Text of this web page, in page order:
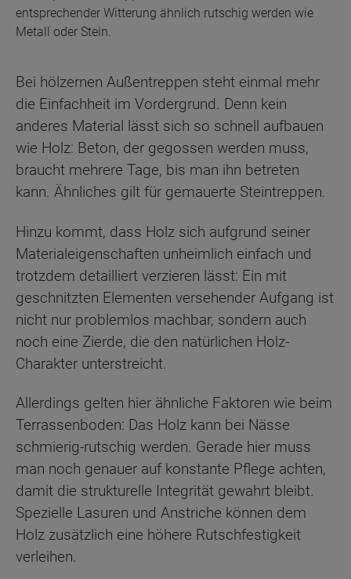
entsprechender Witterung ähnlich rutschig werden wie
Metall oder Stein.
Bei hölzernen Außentreppen steht einmal mehr
die Einfachheit im Vordergrund. Denn kein
anderes Material lässt sich so schnell aufbauen
wie Holz: Beton, der gegossen werden muss,
braucht mehrere Tage, bis man ihn betreten
kann. Ähnliches gilt für gemauerte Steintreppen.
Hinzu kommt, dass Holz sich aufgrund seiner
Materialeigenschaften unheimlich einfach und
trotzdem detailliert verzieren lässt: Ein mit
geschnitzten Elementen versehender Aufgang ist
nicht nur problemlos machbar, sondern auch
noch eine Zierde, die den natürlichen Holz-
Charakter unterstreicht.
Allerdings gelten hier ähnliche Faktoren wie beim
Terrassenboden: Das Holz kann bei Nässe
schmierig-rutschig werden. Gerade hier muss
man noch genauer auf konstante Pflege achten,
damit die strukturelle Integrität gewahrt bleibt.
Spezielle Lasuren und Anstriche können dem
Holz zusätzlich eine höhere Rutschfestigkeit
verleihen.